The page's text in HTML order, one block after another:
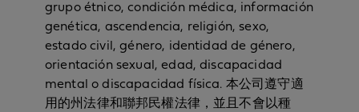
grupo étnico, condición médica, información
genética, ascendencia, religión, sexo,
estado civil, género, identidad de género,
orientación sexual, edad, discapacidad
mental o discapacidad física. 本公司遵守適
用的州法律和聯邦民權法律，並且不會以種